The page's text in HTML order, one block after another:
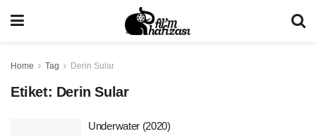
Home Tag Derin Sular
Etiket: Derin Sular
Underwater (2020)